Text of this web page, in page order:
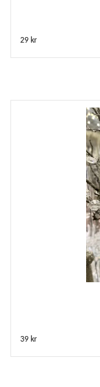
29 kr
39 kr